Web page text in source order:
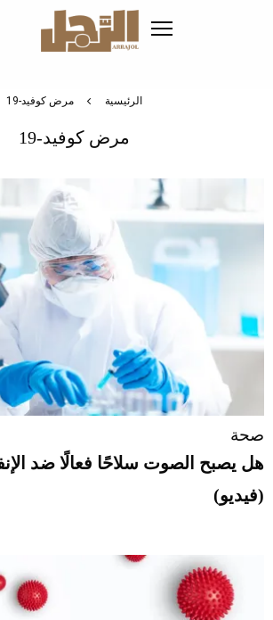
الرئيسية مرض كوفيد-19
مرض كوفيد-19
صحة
هل يصبح الصوت سلاحًا فعالًا ضد
(فيديو)